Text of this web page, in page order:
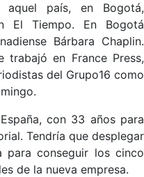
aquel país, en Bogotá,
El Tiempo. En Bogotá
Bárbara Chaplin.
trabajó en France Press,
del Grupo16 como
con 33 años para
Tendría que desplegar
para conseguir los cinco
de la nueva empresa.